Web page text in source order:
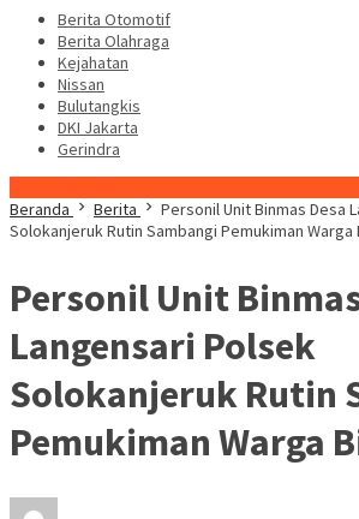
Berita Otomotif
Berita Olahraga
Kejahatan
Nissan
Bulutangkis
DKI Jakarta
Gerindra
Beranda
Berita
Personil Unit Binmas Desa
Solokanjeruk Rutin Sambangi Pemukiman Warga
Personil Unit
Langensari Polsek
Solokanjeruk Rutin
Pemukiman Warga